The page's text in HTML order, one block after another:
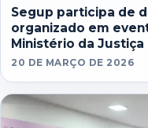
Segup participa de
organizado em
Ministério da Justiça
20 DE MARÇO DE 2026